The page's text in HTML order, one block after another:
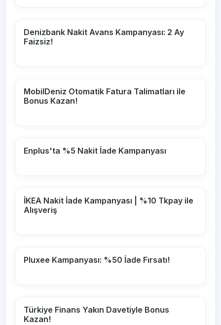
Denizbank Nakit Avans Kampanyası: 2 Ay
Faizsiz!
MobilDeniz Otomatik Fatura Talimatları ile
Bonus Kazan!
Enplus'ta %5 Nakit İade Kampanyası
İKEA Nakit İade Kampanyası | %10 Tkpay ile
Alışveriş
Pluxee Kampanyası: %50 İade Fırsatı!
Türkiye Finans Yakın Davetiyle Bonus
Kazan!